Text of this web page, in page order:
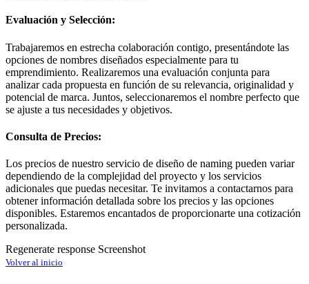
Evaluación y Selección:
Trabajaremos en estrecha colaboración contigo, presentándote las
opciones de nombres diseñados especialmente para tu
emprendimiento. Realizaremos una evaluación conjunta para
analizar cada propuesta en función de su relevancia, originalidad y
potencial de marca. Juntos, seleccionaremos el nombre perfecto que
se ajuste a tus necesidades y objetivos.
Consulta de Precios:
Los precios de nuestro servicio de diseño de naming pueden variar
dependiendo de la complejidad del proyecto y los servicios
adicionales que puedas necesitar. Te invitamos a contactarnos para
obtener información detallada sobre los precios y las opciones
disponibles. Estaremos encantados de proporcionarte una cotización
personalizada.
Regenerate response Screenshot
Volver al inicio